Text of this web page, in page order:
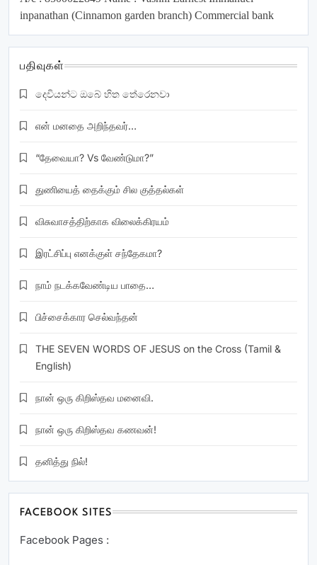
inpanathan (Cinnamon garden branch) Commercial bank
பதிவுகள்
දෙවියන්ට ඔබේ හිත තේරෙනවා
என் மனதை அறிந்தவர்…
“தேவையா? Vs வேண்டுமா?”
துணியைத் தைக்கும் சில குத்தல்கள்
விசுவாசத்திற்காக விலைக்கிரயம்
இரட்சிப்பு எனக்குள் சந்தேகமா?
நாம் நடக்கவேண்டிய பாதை…
பிச்சைக்கார செல்வந்தன்
THE SEVEN WORDS OF JESUS on the Cross (Tamil &
English)
நான் ஒரு கிறிஸ்தவ மனைவி.
நான் ஒரு கிறிஸ்தவ கணவன்!
தனித்து நில்!
FACEBOOK SITES
Facebook Pages :